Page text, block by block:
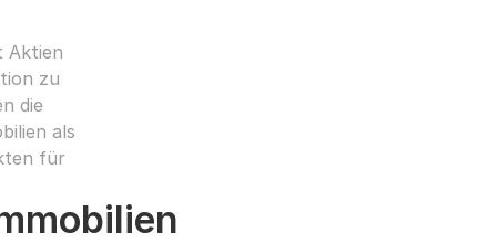
Aktien
zu
die
als
für